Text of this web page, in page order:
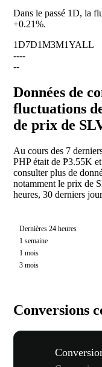
Dans le passé 1D, la
+0.21%.
1D7D1M3M1YALL
----
--
Données de
fluctuations
de prix de
Au cours des 7
PHP était de ₱3.55K
consulter plus de
notamment le prix de
heures, 30 derniers
Dernières 24 heures
1 semaine
1 mois
3 mois
Conversions